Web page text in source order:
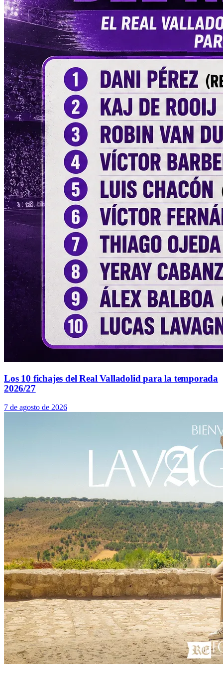
Los 10 fichajes del Real Valladolid para la temporada
2026/27
7 de agosto de 2026